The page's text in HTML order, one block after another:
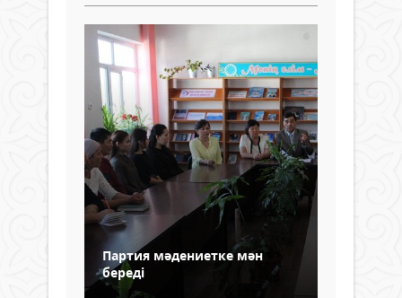
Партия мәдениетке мән
береді